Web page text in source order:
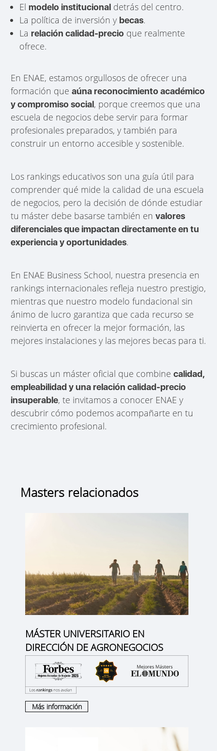
Elmodelo institucional detrás del centro.
La política de inversión y becas.
Larelación calidad-precio que realmente
ofrece.
En ENAE, estamos orgullosos de ofrecer una
formación queaúna reconocimiento académico
y compromiso social, porque creemos que una
escuela de negocios debe servir para formar
profesionales preparados, y también para
construir un entorno accesible y sostenible.
Los rankings educativos son una guía útil para
comprender qué mide la calidad de una escuela
de negocios, pero la decisión de dónde estudiar
tu máster debe basarse también envalores
diferenciales que impactan directamente en tu
experiencia y oportunidades.
En ENAE Business School, nuestra presencia en
rankings internacionales refleja nuestro prestigio,
mientras que nuestro modelo fundacional sin
ánimo de lucro garantiza que cada recurso se
reinvierta en ofrecer la mejor formación, las
mejores instalaciones y las mejores becas para ti.
Si buscas un máster oficial que combinecalidad,
empleabilidad y una relación calidad-precio
insuperable, te invitamos a conocer ENAE y
descubrir cómo podemos acompañarte en tu
crecimiento profesional.
Masters relacionados
MÁSTER UNIVERSITARIO EN
DIRECCIÓN DE AGRONEGOCIOS
Más información